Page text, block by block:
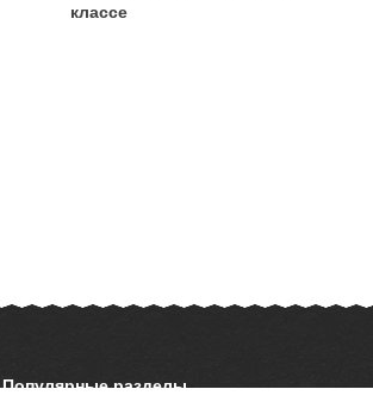
классе
Популярные разделы